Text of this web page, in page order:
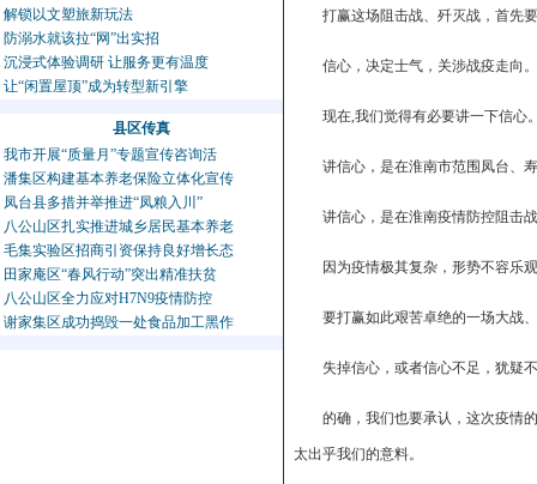
解锁以文塑旅新玩法
防溺水就该拉“网”出实招
沉浸式体验调研 让服务更有温度
让“闲置屋顶”成为转型新引擎
县区传真
我市开展“质量月”专题宣传咨询活
潘集区构建基本养老保险立体化宣传
凤台县多措并举推进“凤粮入川”
八公山区扎实推进城乡居民基本养老
毛集实验区招商引资保持良好增长态
田家庵区“春风行动”突出精准扶贫
八公山区全力应对H7N9疫情防控
谢家集区成功捣毁一处食品加工黑作
打赢这场阻击战、歼灭战，首先
信心，决定士气，关涉战疫走向。
现在,我们觉得有必要讲一下信心
讲信心，是在淮南市范围凤台、
讲信心，是在淮南疫情防控阻击
因为疫情极其复杂，形势不容乐
要打赢如此艰苦卓绝的一场大战
失掉信心，或者信心不足，犹疑
的确，我们也要承认，这次疫情
太出乎我们的意料。